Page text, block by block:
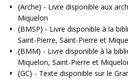
{Arche} - Livre disponible aux
Miquelon
{BMSP} - Livre disponible à la
Saint-Pierre, Saint-Pierre et
{BMM} - Livre disponible à la
Miquelon, Saint-Pierre et
{GC} - Texte disponible sur le